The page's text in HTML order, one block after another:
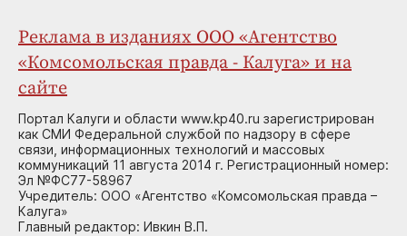
Реклама в изданиях ООО «Агентство
«Комсомольская правда - Калуга» и на
сайте
Портал Калуги и области www.kp40.ru зарегистрирован
как СМИ Федеральной службой по надзору в сфере
связи, информационных технологий и массовых
коммуникаций 11 августа 2014 г. Регистрационный номер:
Эл №ФС77-58967
Учредитель: ООО «Агентство «Комсомольская правда –
Калуга»
Главный редактор: Ивкин В.П.